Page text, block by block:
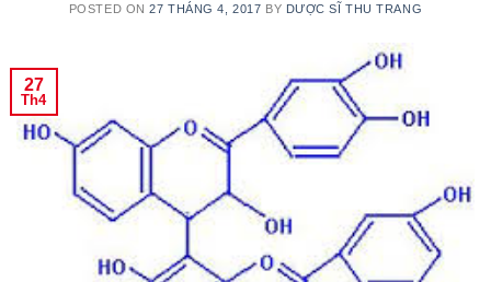
POSTED ON27 THÁNG 4, 2017 BY DƯỢC SĨ THU TRANG
27
Th4